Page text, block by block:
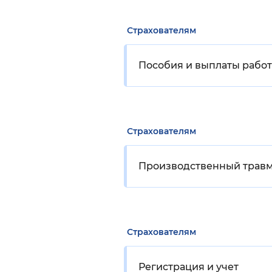
Страхователям
Пособия и выплаты
Страхователям
Производственный
Страхователям
Регистрация и учет